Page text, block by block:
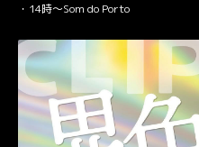
・14時〜Som do Porto